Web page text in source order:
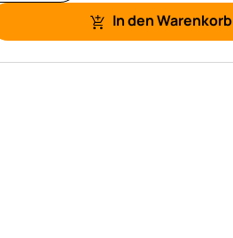
In den Warenkorb